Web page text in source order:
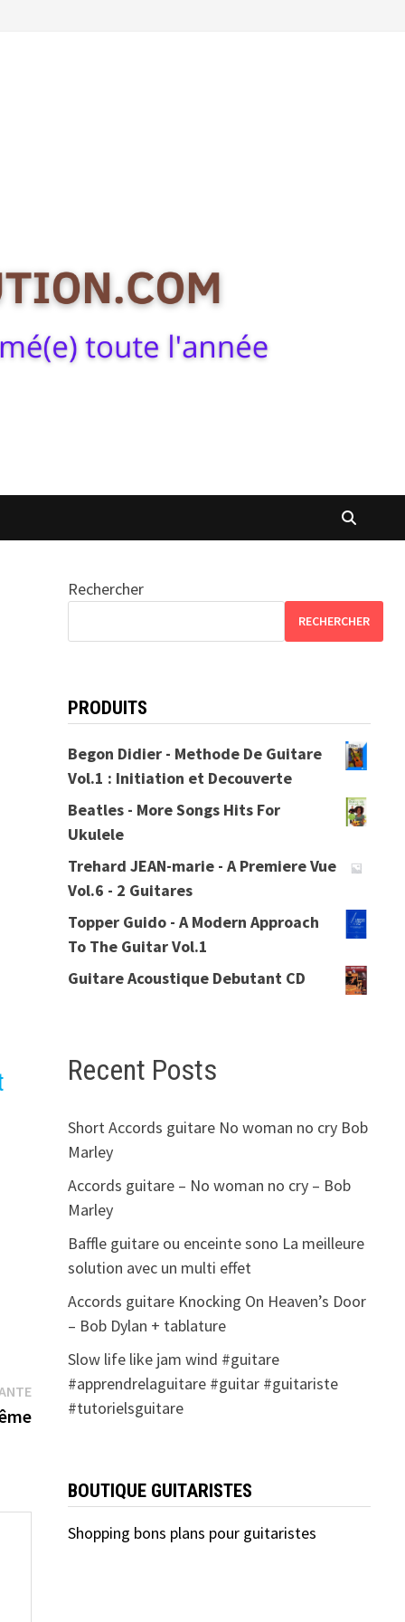
Publication
suivante :
Rechercher
RECHERCHER
PRODUITS
Begon Didier - Methode De Guitare
Vol.1 : Initiation et Decouverte
Beatles - More Songs Hits For
Ukulele
Trehard JEAN-marie - A Premiere Vue
Vol.6 - 2 Guitares
Topper Guido - A Modern Approach
To The Guitar Vol.1
Guitare Acoustique Debutant CD
Recent Posts
Short Accords guitare No woman no cry Bob
Marley
Accords guitare – No woman no cry – Bob
Marley
Baffle guitare ou enceinte sono La meilleure
solution avec un multi effet
Accords guitare Knocking On Heaven’s Door
– Bob Dylan + tablature
Slow life like jam wind #guitare
#apprendrelaguitare #guitar #guitariste
#tutorielsguitare
BOUTIQUE GUITARISTES
Shopping bons plans pour guitaristes